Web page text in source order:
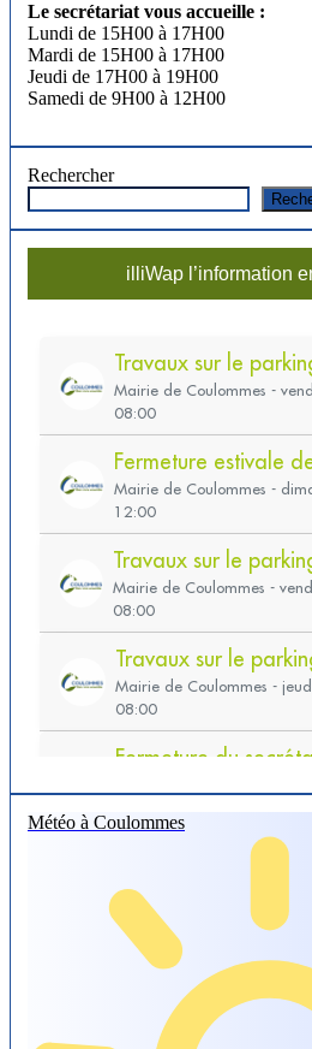
Le secrétariat vous accueille :
Lundi de 15H00 à 17H00
Mardi de 15H00 à 17H00
Jeudi de 17H00 à 19H00
Samedi de 9H00 à 12H00
Rechercher
illiWap l’information
Météo à Coulommes